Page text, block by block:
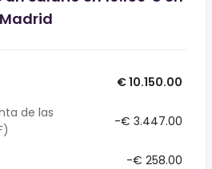
€ 10.150.00
de las
-€ 3.447.00
-€ 258.00